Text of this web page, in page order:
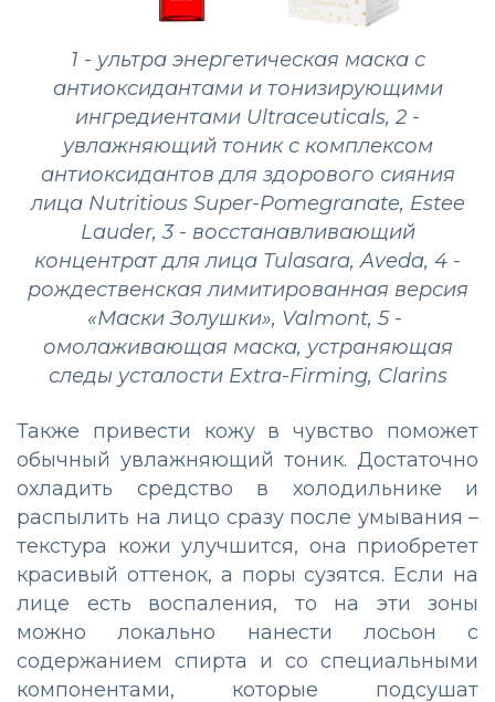
1 - ультра энергетическая маска с
антиоксидантами и тонизирующими
ингредиентами Ultraceuticals, 2 -
увлажняющий тоник с комплексом
антиоксидантов для здорового сияния
лица Nutritious Super-Pomegranate, Estee
Lauder, 3 - восстанавливающий
концентрат для лица Tulasara, Aveda, 4 -
pождественская лимитированная версия
«Маски Золушки», Valmont, 5 -
омолаживающая маска, устраняющая
следы усталости Extra-Firming, Clarins
Также привести кожу в чувство поможет
обычный увлажняющий тоник. Достаточно
охладить средство в холодильнике и
распылить на лицо сразу после умывания –
текстура кожи улучшится, она приобретет
красивый оттенок, а поры сузятся. Если на
лице есть воспаления, то на эти зоны
можно локально нанести лосьон с
содержанием спирта и со специальными
компонентами, которые подсушат